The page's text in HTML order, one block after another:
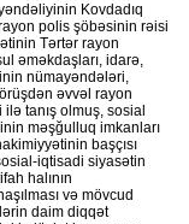
Kovdadıq
polis şöbəsinin rəisi
Tərtər rayon
əməkdaşları, idarə,
nümayəndələri,
əvvəl rayon
tanış olmuş, sosial
məşğulluq imkanları
başçısı
iqtisadi siyasətin
halının
və mövcud
daim diqqət